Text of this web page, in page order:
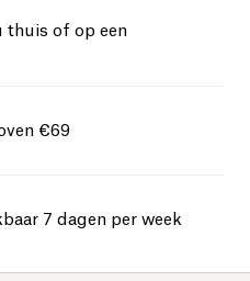
thuis of op een
€69
7 dagen per week